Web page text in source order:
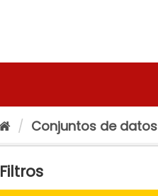
Conjuntos de datos
Filtros